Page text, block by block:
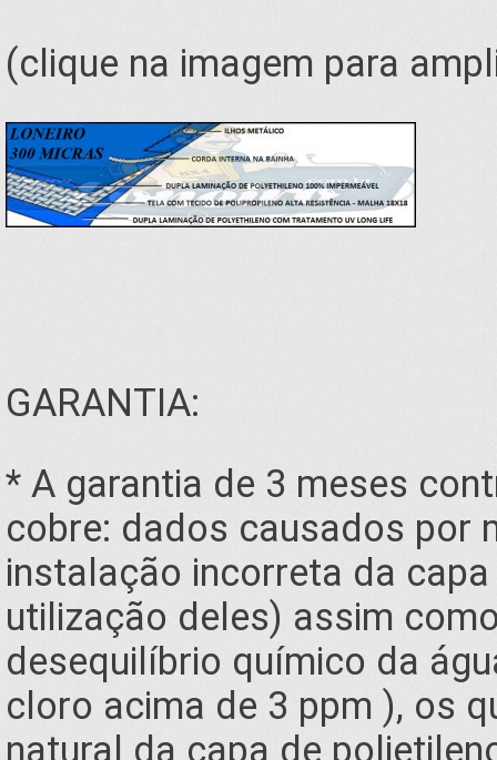
(clique na imagem para
GARANTIA:
* A garantia de 3 meses
cobre: dados causados por
instalação incorreta da
utilização deles) assim
desequilíbrio químico da
cloro acima de 3 ppm ), os
natural da capa de